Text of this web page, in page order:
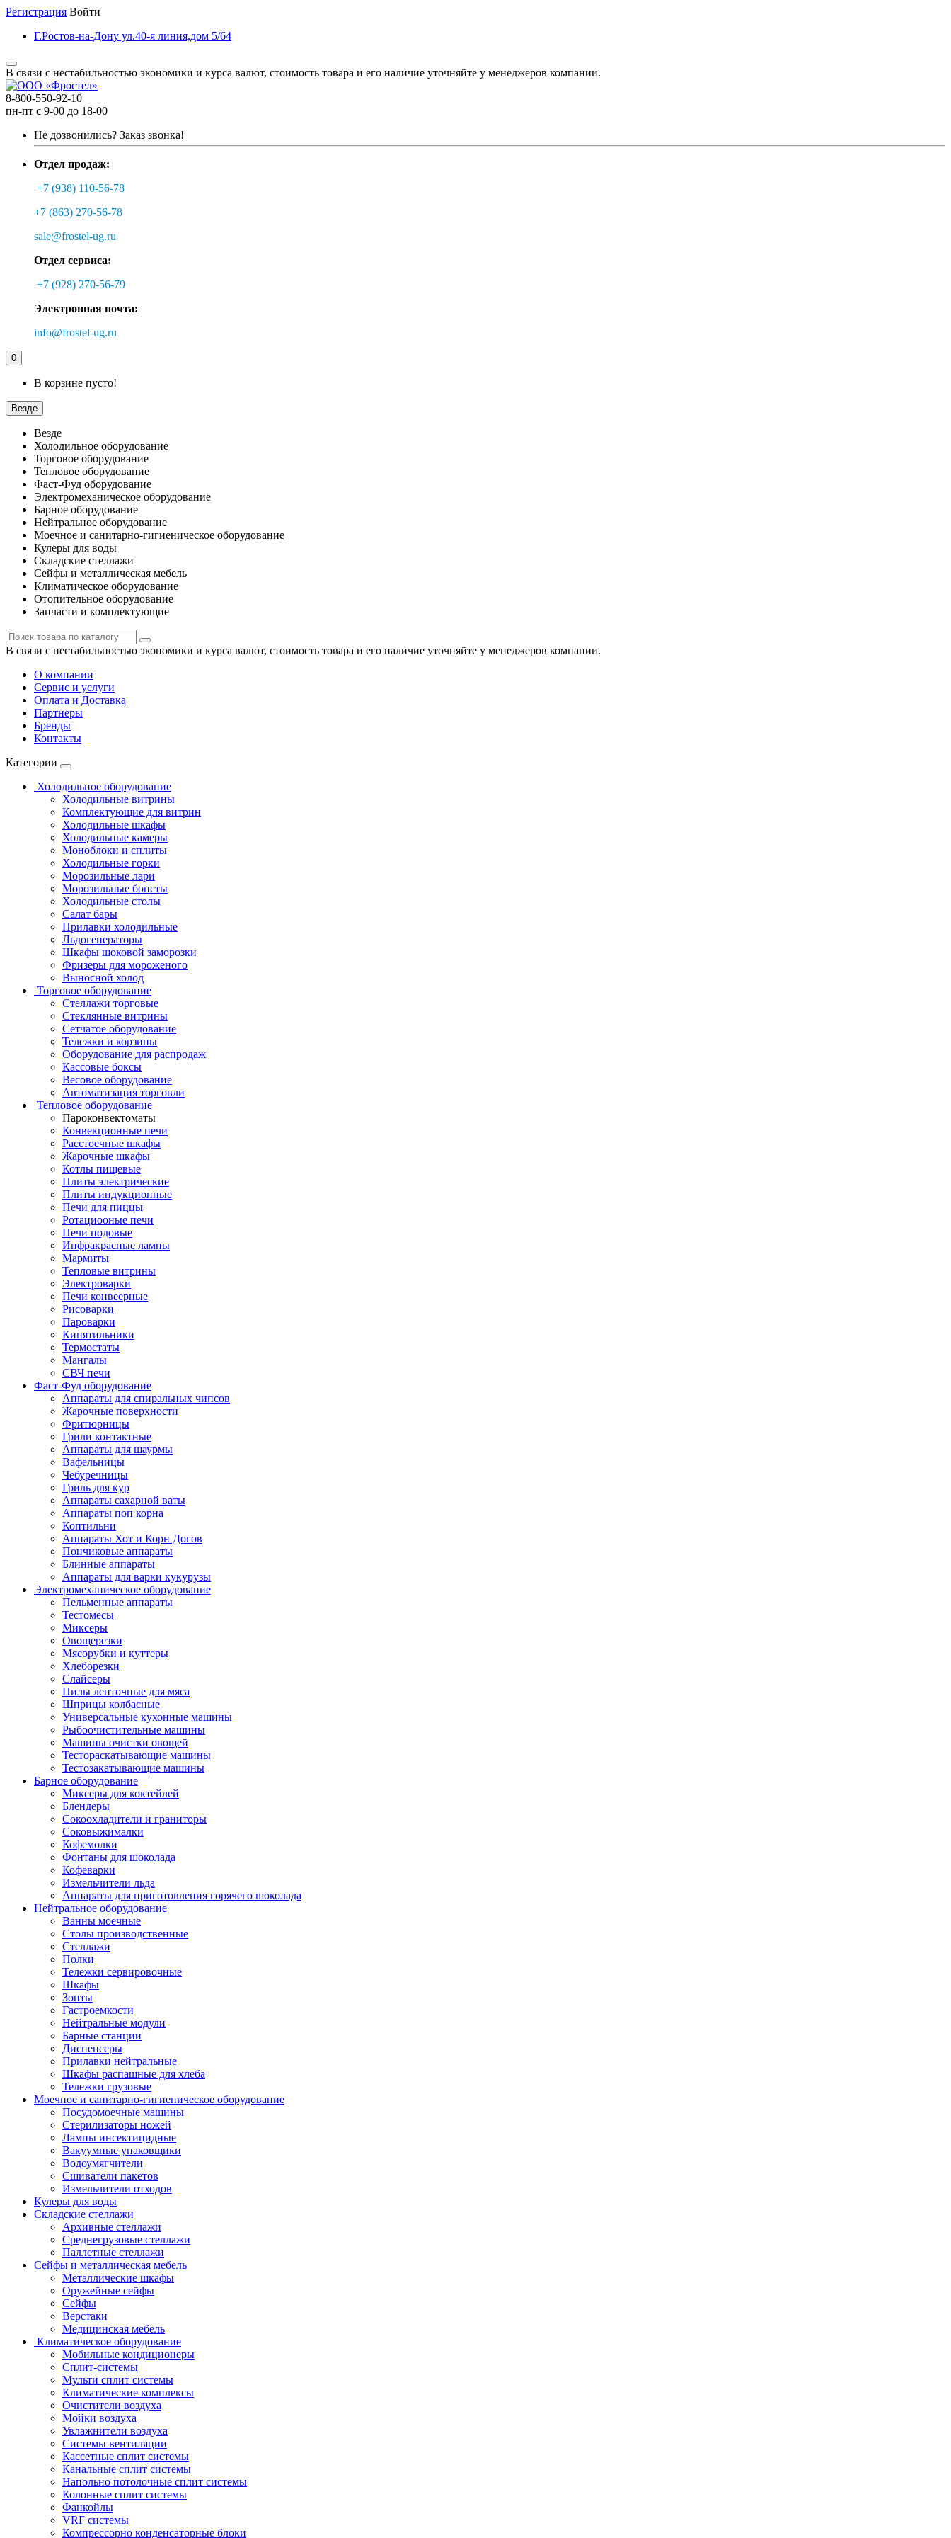
Регистрация Войти
Г.Ростов-на-Дону ул.40-я линия,дом 5/64
В связи с нестабильностью экономики и курса валют, стоимость товара и его наличие уточняйте у менеджеров компании.
8-800-550-92-10
пн-пт с 9-00 до 18-00
Не дозвонились? Заказ звонка!
Отдел продаж:
+7 (938) 110-56-78
+7 (863) 270-56-78
sale@frostel-ug.ru
Отдел сервиса:
+7 (928) 270-56-79
Электронная почта:
info@frostel-ug.ru
0
В корзине пусто!
Везде
Везде
Холодильное оборудование
Торговое оборудование
Тепловое оборудование
Фаст-Фуд оборудование
Электромеханическое оборудование
Барное оборудование
Нейтральное оборудование
Моечное и санитарно-гигиеническое оборудование
Кулеры для воды
Складские стеллажи
Сейфы и металлическая мебель
Климатическое оборудование
Отопительное оборудование
Запчасти и комплектующие
В связи с нестабильностью экономики и курса валют, стоимость товара и его наличие уточняйте у менеджеров компании.
О компании
Сервис и услуги
Оплата и Доставка
Партнеры
Бренды
Контакты
Категории
Холодильное оборудование
Холодильные витрины
Комплектующие для витрин
Холодильные шкафы
Холодильные камеры
Моноблоки и сплиты
Холодильные горки
Морозильные лари
Морозильные бонеты
Холодильные столы
Салат бары
Прилавки холодильные
Льдогенераторы
Шкафы шоковой заморозки
Фризеры для мороженого
Выносной холод
Торговое оборудование
Стеллажи торговые
Стеклянные витрины
Сетчатое оборудование
Тележки и корзины
Оборудование для распродаж
Кассовые боксы
Весовое оборудование
Автоматизация торговли
Тепловое оборудование
Пароконвектоматы
Конвекционные печи
Расстоечные шкафы
Жарочные шкафы
Котлы пищевые
Плиты электрические
Плиты индукционные
Печи для пиццы
Ротациооные печи
Печи подовые
Инфракрасные лампы
Мармиты
Тепловые витрины
Электроварки
Печи конвеерные
Рисоварки
Пароварки
Кипятильники
Термостаты
Мангалы
СВЧ печи
Фаст-Фуд оборудование
Аппараты для спиральных чипсов
Жарочные поверхности
Фритюрницы
Грили контактные
Аппараты для шаурмы
Вафельницы
Чебуречницы
Гриль для кур
Аппараты сахарной ваты
Аппараты поп корна
Коптильни
Аппараты Хот и Корн Догов
Пончиковые аппараты
Блинные аппараты
Аппараты для варки кукурузы
Электромеханическое оборудование
Пельменные аппараты
Тестомесы
Миксеры
Овощерезки
Мясорубки и куттеры
Хлеборезки
Слайсеры
Пилы ленточные для мяса
Шприцы колбасные
Универсальные кухонные машины
Рыбоочистительные машины
Машины очистки овощей
Тестораскатывающие машины
Тестозакатывающие машины
Барное оборудование
Миксеры для коктейлей
Блендеры
Сокоохладители и граниторы
Соковыжималки
Кофемолки
Фонтаны для шоколада
Кофеварки
Измельчители льда
Аппараты для приготовления горячего шоколада
Нейтральное оборудование
Ванны моечные
Столы производственные
Стеллажи
Полки
Тележки сервировочные
Шкафы
Зонты
Гастроемкости
Нейтральные модули
Барные станции
Диспенсеры
Прилавки нейтральные
Шкафы распашные для хлеба
Тележки грузовые
Моечное и санитарно-гигиеническое оборудование
Посудомоечные машины
Стерилизаторы ножей
Лампы инсектицидные
Вакуумные упаковщики
Водоумягчители
Сшиватели пакетов
Измельчители отходов
Кулеры для воды
Складские стеллажи
Архивные стеллажи
Среднегрузовые стеллажи
Паллетные стеллажи
Сейфы и металлическая мебель
Металлические шкафы
Оружейные сейфы
Сейфы
Верстаки
Медицинская мебель
Климатическое оборудование
Мобильные кондиционеры
Сплит-системы
Мульти сплит системы
Климатические комплексы
Очистители воздуха
Мойки воздуха
Увлажнители воздуха
Системы вентиляции
Кассетные сплит системы
Канальные сплит системы
Напольно потолочные сплит системы
Колонные сплит системы
Фанкойлы
VRF системы
Компрессорно конденсаторные блоки